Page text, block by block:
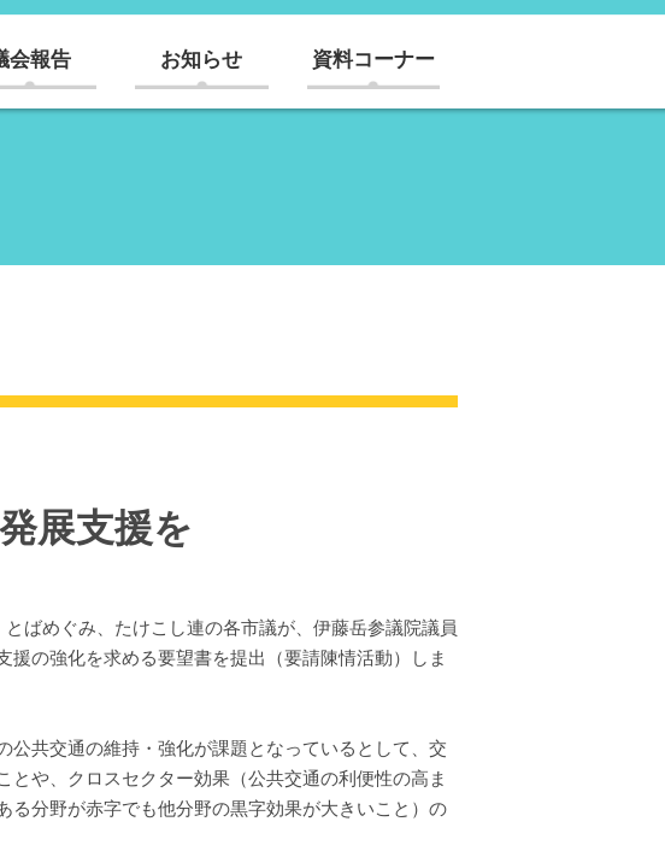
会報告 お知らせ 資料コーナー
展支援を
ばめぐみ、たけこし連の各市議が、伊藤岳参議院議員
の強化を求める要望書を提出（要請陳情活動）しま
共交通の維持・強化が課題となっているとして、交
や、クロスセクター効果（公共交通の利便性の高ま
る分野が赤字でも他分野の黒字効果が大きいこと）の